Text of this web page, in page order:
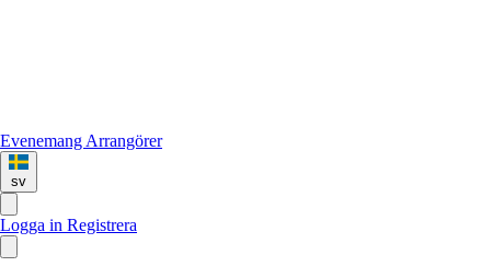
Evenemang Arrangörer
sv
Logga in Registrera